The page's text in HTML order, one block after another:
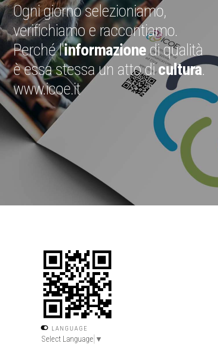
Ogni giorno selezioniamo,
verifichiamo e raccontiamo.
Perché l'informazionedi qualità
è essa stessa un atto dicultura.
www.icoe.it
LANGUAGE
Select Language ▼